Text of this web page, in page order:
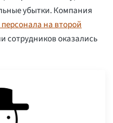
убытки. Компания
на второй
сотрудников оказались